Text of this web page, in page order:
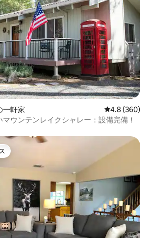
一軒家 レビュー360
4.8 (360)
ウンテンレイクシャレー：設備完備！
ョイスです。